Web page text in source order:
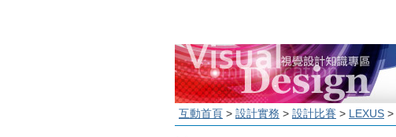
互動首頁 > 設計實務 > 設計比賽 > LEXUS >